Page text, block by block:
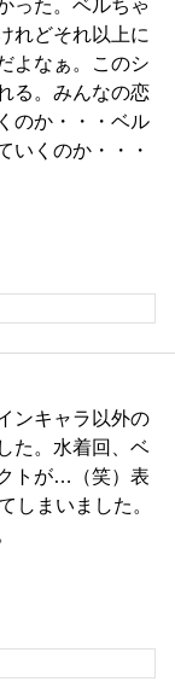
った。ベルちゃ
れどそれ以上に
よなぁ。このシ
る。みんなの恋
のか・・・ベル
いくのか・・・
ンキャラ以外の
た。水着回、ベ
トが…（笑）表
しまいました。